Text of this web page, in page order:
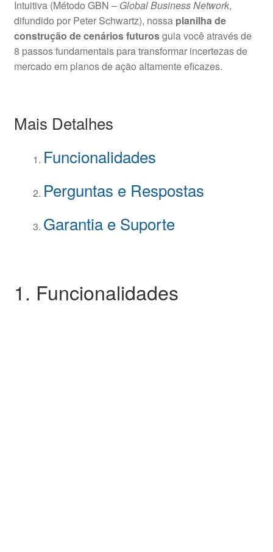
Intuitiva (Método GBN – Global Business Network,
difundido por Peter Schwartz), nossa planilha de
construção de cenários futurosguia você através de
8 passos fundamentais para transformar incertezas de
mercado em planos de ação altamente eficazes.
Mais Detalhes
Funcionalidades
Perguntas e Respostas
Garantia e Suporte
1. Funcionalidades